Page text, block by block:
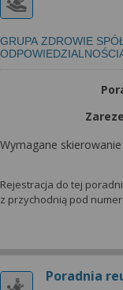
GRUPA ZDROWIE
Wymagane skierowanie
Rejestracja do tej
z przychodnią pod
Poradnia